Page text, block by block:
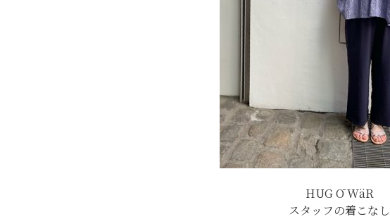
HUG Ō WäR
スタッフの着こなし